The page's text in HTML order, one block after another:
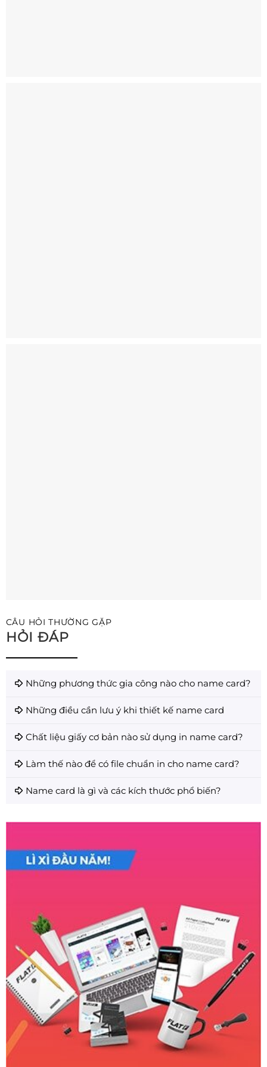
CÂU HỎI THƯỜNG GẶP
HỎI ĐÁP
Những phương thức gia công nào cho name card?
Những điều cần lưu ý khi thiết kế name card
Chất liệu giấy cơ bản nào sử dụng in name card?
Làm thế nào để có file chuẩn in cho name card?
Name card là gì và các kích thước phổ biến?